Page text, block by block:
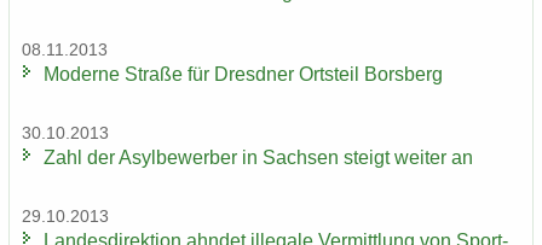
08.11.2013
Mo­der­ne Stra­ße für Dresd­ner Orts­teil Borsberg
30.10.2013
Zahl der Asyl­be­wer­ber in Sach­sen steigt wei­ter an
29.10.2013
Lan­des­di­rek­ti­on ahn­det il­le­ga­le Ver­mitt­lung von Sport­